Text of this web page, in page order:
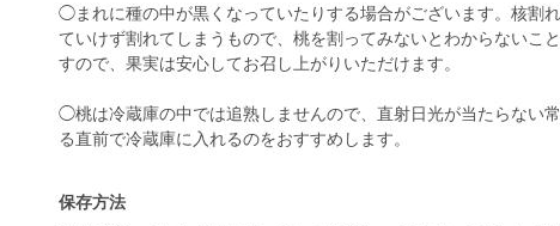
◯まれに種の中が黒くなっていたりする場合がございます。核割
ていけず割れてしまうもので、桃を割ってみないとわからないこ
すので、果実は安心してお召し上がりいただけます。
◯桃は冷蔵庫の中では追熟しませんので、直射日光が当たらない
る直前で冷蔵庫に入れるのをおすすめします。
保存方法